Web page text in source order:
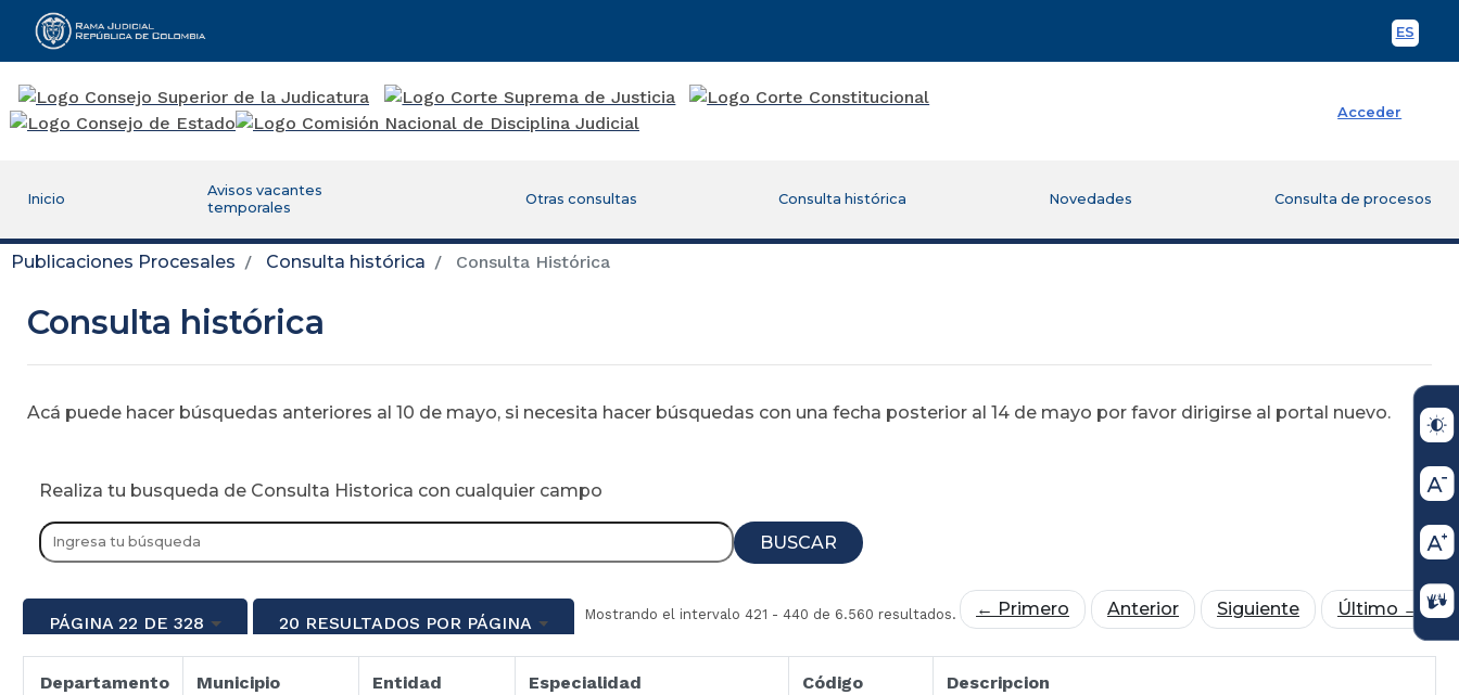
ES
Rama Judicial
Acceder
Inicio
Avisos vacantes
temporales
Otras consultas Consulta histórica Novedades Consulta de procesos
Publicaciones Procesales Consulta histórica Consulta Histórica
Consulta histórica
Acá puede hacer búsquedas anteriores al 10 de mayo, si necesita hacer búsquedas con una fecha posterior al 14 de mayo por favor dirigirse al portal nuevo.
Realiza tu busqueda de Consulta Historica con cualquier campo
BUSCAR
PÁGINA 22 DE 328 20 RESULTADOS POR PÁGINA Mostrando el intervalo 421 - 440 de 6.560 resultados. ← Primero Anterior Siguiente Último →
Departamento Municipio Entidad Especialidad Código Descripcion